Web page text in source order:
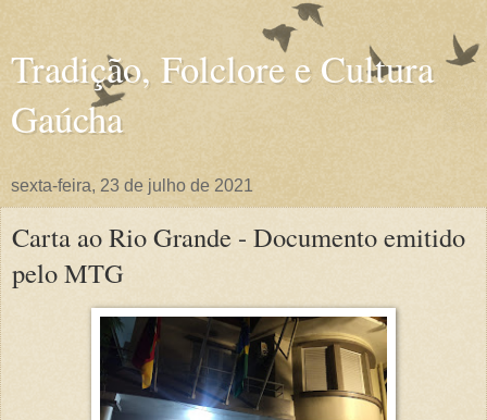
Tradição, Folclore e Cultura
Gaúcha
sexta-feira, 23 de julho de 2021
Carta ao Rio Grande - Documento emitido
pelo MTG